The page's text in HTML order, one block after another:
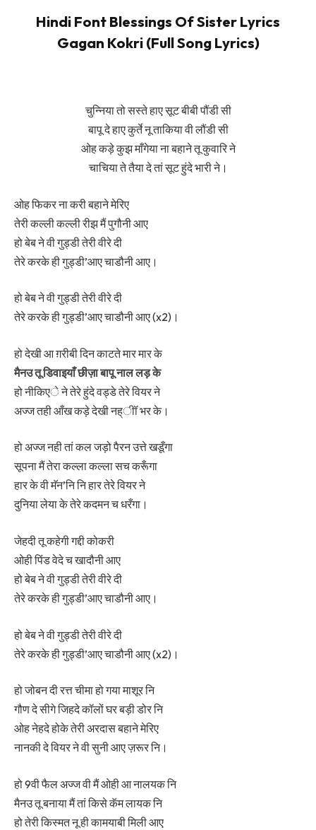
Hindi Font Blessings Of Sister Lyrics
Gagan Kokri (Full Song Lyrics)
चुन्निया तो सस्ते हाए सूट बीबी पौंडी सी
बापू दे हाए कुर्ते नू ताकिया वी लौंडी सी
ओह कड़े कुझ माँगेया ना बहाने तू कुवारि ने
चाचिया ते तैया दे तां सूट हुंदे भारी ने।
ओह फिकर ना करी बहाने मेरिए
तेरी कल्ली कल्ली रीझ मैं पुगौनी आए
हो बेब ने वी गुड्डी तेरी वीरे दी
तेरे करके ही गुड्डी’आए चाडौनी आए।
हो बेब ने वी गुड्डी तेरी वीरे दी
तेरे करके ही गुड्डी’आए चाडौनी आए (x2)।
हो देखी आ ग़रीबी दिन काटते मार मार के
मैनउ तू डिवाइयाँ छीज़ा बापू नाल लड़ के
हो नीकिएे ने तेरे हुंदे वड्डे तेरे वियर ने
अज्ज तही आँख कड़े देखी नह्ीॉ भर के।
हो अज्ज नही तां कल जड़ो पैरन उत्ते खडूँगा
सूपना मैं तेरा कल्ला कल्ला सच करूँगा
हार के वी मॅन’नि नि हार तेरे वियर ने
दुनिया लेया के तेरे कदमन च धरँगा।
जेहदी तू कहेगी गद्दी कोकरी
ओही पिंड वेदे च खादौनी आए
हो बेब ने वी गुड्डी तेरी वीरे दी
तेरे करके ही गुड्डी’आए चाडौनी आए।
हो बेब ने वी गुड्डी तेरी वीरे दी
तेरे करके ही गुड्डी’आए चाडौनी आए (x2)।
हो जोबन दी रत्त चीमा हो गया माशूर नि
गौण दे सीगे जिहदे कॉलों घर बड़ी डोर नि
ओह नेहदे होके तेरी अरदास बहाने मेरिए
नानकी दे वियर ने वी सुनी आए ज़रूर नि।
हो 9वी फैल अज्ज वी मैं ओही आ नालयक नि
मैनउ तू बनाया मैं तां किसे कॅम लायक नि
हो तेरी किस्मत नू ही कामयाबी मिली आए